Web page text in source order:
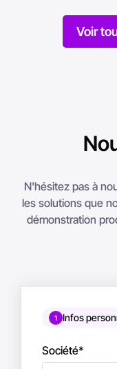
Voir
N'hésitez pas à
les solutions que
démonstration
1 Infos
Société*